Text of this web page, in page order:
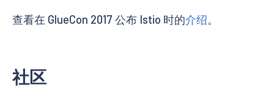
查看在 GlueCon 2017 公布 Istio 时的介绍。
社区